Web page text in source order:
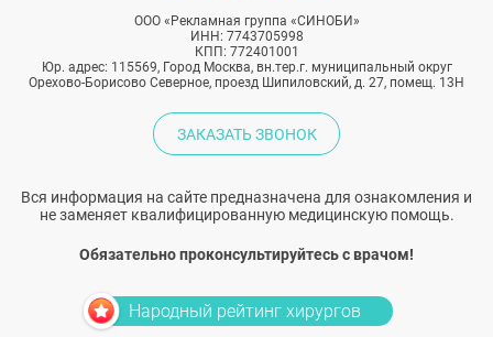
ООО «Рекламная группа «СИНОБИ»
ИНН: 7743705998
КПП: 772401001
Юр. адрес: 115569, Город Москва, вн.тер.г. муниципальный округ
Орехово-Борисово Северное, проезд Шипиловский, д. 27, помещ. 13Н
ЗАКАЗАТЬ ЗВОНОК
Вся информация на сайте предназначена для ознакомления и
не заменяет квалифицированную медицинскую помощь.
Обязательно проконсультируйтесь с врачом!
Народный рейтинг хирургов